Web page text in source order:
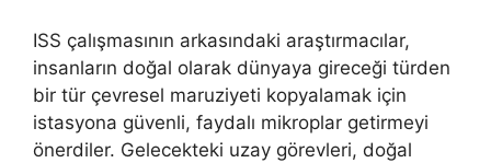
ISS çalışmasının arkasındaki araştırmacılar,
insanların doğal olarak dünyaya gireceği türden
bir tür çevresel maruziyeti kopyalamak için
istasyona güvenli, faydalı mikroplar getirmeyi
önerdiler. Gelecekteki uzay görevleri, doğal